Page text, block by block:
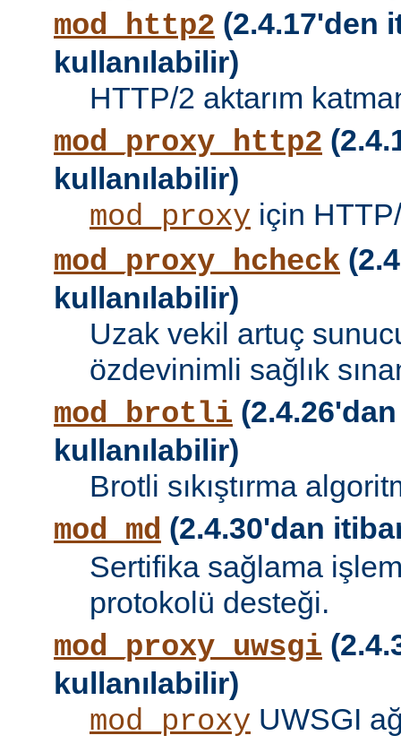
mod_http2 (2.4.17'den
kullanılabilir)
HTTP/2 aktarım
mod_proxy_http2
kullanılabilir)
mod_proxy için
mod_proxy_hcheck
kullanılabilir)
Uzak vekil artuç
özdevinimli sağlık
mod_brotli
kullanılabilir)
Brotli sıkıştırma
mod_md (2.4.30'dan
Sertifika sağlama
protokolü desteği.
mod_proxy_uwsgi
kullanılabilir)
mod_proxy UWSGI